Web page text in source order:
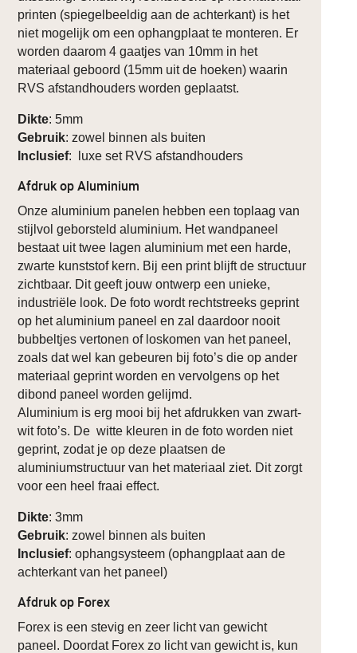
printen (spiegelbeeldig aan de achterkant) is het
niet mogelijk om een ophangplaat te monteren. Er
worden daarom 4 gaatjes van 10mm in het
materiaal geboord (15mm uit de hoeken) waarin
RVS afstandhouders worden geplaatst.
Dikte: 5mm
Gebruik: zowel binnen als buiten
Inclusief: luxe set RVS afstandhouders
Afdruk op Aluminium
Onze aluminium panelen hebben een toplaag van
stijlvol geborsteld aluminium. Het wandpaneel
bestaat uit twee lagen aluminium met een harde,
zwarte kunststof kern. Bij een print blijft de structuur
zichtbaar. Dit geeft jouw ontwerp een unieke,
industriële look. De foto wordt rechtstreeks geprint
op het aluminium paneel en zal daardoor nooit
bubbeltjes vertonen of loskomen van het paneel,
zoals dat wel kan gebeuren bij foto’s die op ander
materiaal geprint worden en vervolgens op het
dibond paneel worden gelijmd.
Aluminium is erg mooi bij het afdrukken van zwart-
wit foto’s. De witte kleuren in de foto worden niet
geprint, zodat je op deze plaatsen de
aluminiumstructuur van het materiaal ziet. Dit zorgt
voor een heel fraai effect.
Dikte: 3mm
Gebruik: zowel binnen als buiten
Inclusief: ophangsysteem (ophangplaat aan de
achterkant van het paneel)
Afdruk op Forex
Forex is een stevig en zeer licht van gewicht
paneel. Doordat Forex zo licht van gewicht is, kun